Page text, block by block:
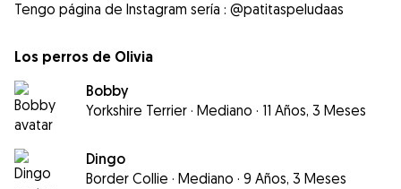
Los perros de Olivia
Bobby
Yorkshire Terrier · Mediano · 11 Años, 3 Meses
Dingo
Border Collie · Mediano · 9 Años, 3 Meses